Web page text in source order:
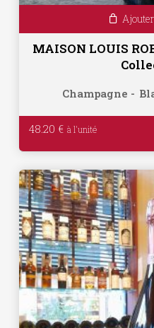
MAISON LOUIS
Champagne
48.20 €